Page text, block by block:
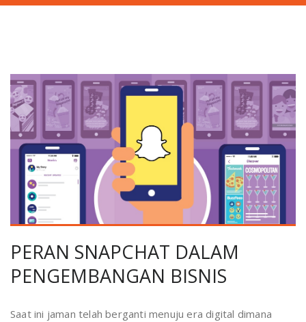
PERAN SNAPCHAT DALAM
PENGEMBANGAN BISNIS
Saat ini jaman telah berganti menuju era digital dimana